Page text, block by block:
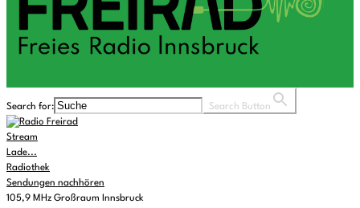
Search for: Search Button
Stream
Lade...
Radiothek
Sendungen nachhören
105,9 MHz Großraum Innsbruck